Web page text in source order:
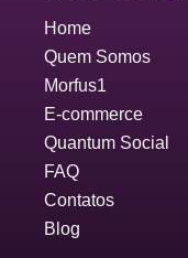
Home
Quem Somos
Morfus1
E-commerce
Quantum Social
FAQ
Contatos
Blog